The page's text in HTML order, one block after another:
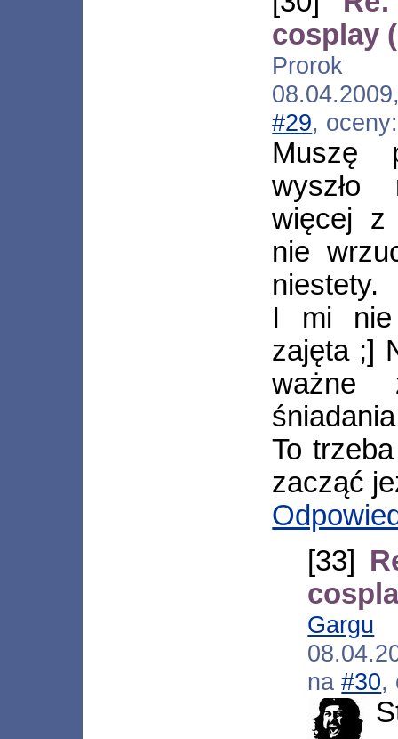
cosplay
Prorok
#29,
Muszę
wyszło
więcej z
nie
niestety.
I mi nie
zajęta ;]
ważne
To
zacząć
[33]
Gargu
na#30,